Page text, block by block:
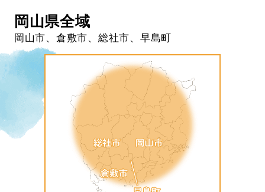
岡山県全域
岡山市、倉敷市、総社市、早島町